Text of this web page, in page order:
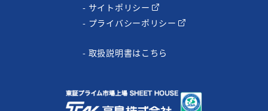
- サイトポリシー
- プライバシーポリシー
- 取扱説明書はこちら